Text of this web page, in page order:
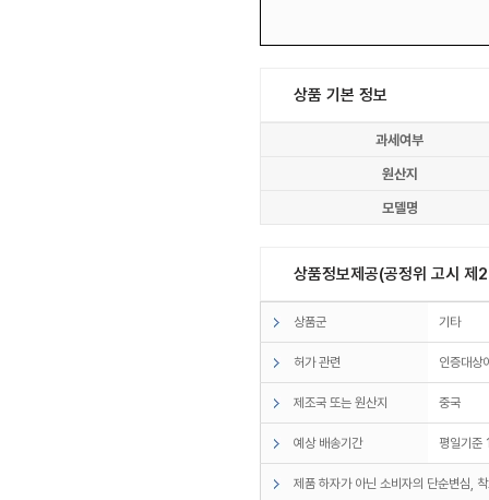
상품 기본 정보
과세여부
원산지
모델명
상품정보제공(공정위 고시
상품군 기타
허가 관련 인증대상
제조국 또는 원산지 중국
예상 배송기간 평일기준
제품 하자가 아닌 소비자의 단순변심,